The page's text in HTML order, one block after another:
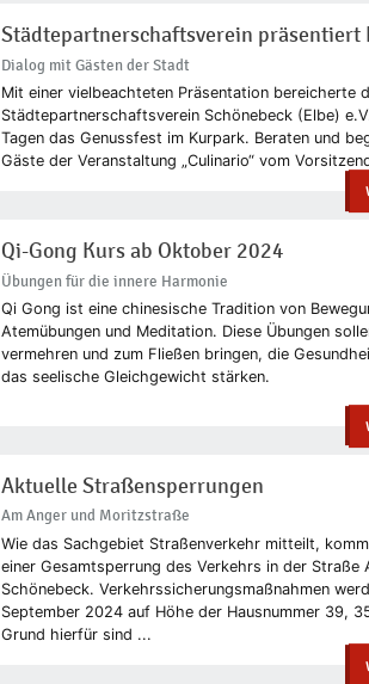
Städtepartnerschaftsverein präsentiert
Dialog mit Gästen der Stadt
Mit einer vielbeachteten Präsentation bereicherte
Städtepartnerschaftsverein Schönebeck (Elbe)
Tagen das Genussfest im Kurpark. Beraten und
Gäste der Veranstaltung „Culinario“ vom
Qi-Gong Kurs ab Oktober 2024
Übungen für die innere Harmonie
Qi Gong ist eine chinesische Tradition von
Atemübungen und Meditation. Diese Übungen
vermehren und zum Fließen bringen, die
das seelische Gleichgewicht stärken.
Aktuelle Straßensperrungen
Am Anger und Moritzstraße
Wie das Sachgebiet Straßenverkehr mitteilt,
einer Gesamtsperrung des Verkehrs in der Straße
Schönebeck. Verkehrssicherungsmaßnahmen
September 2024 auf Höhe der Hausnummer 39,
Grund hierfür sind ...